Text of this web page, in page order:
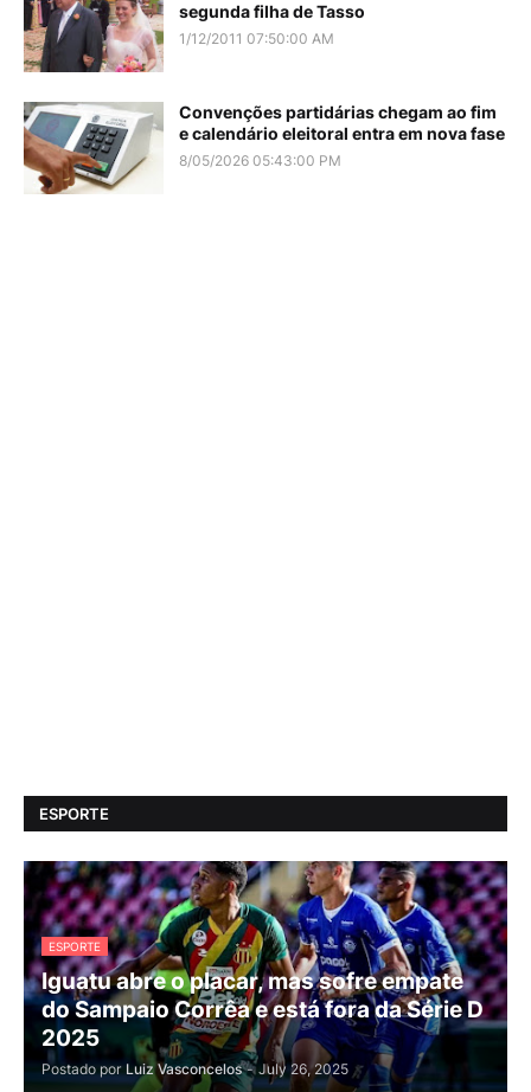
segunda filha de Tasso
1/12/2011 07:50:00 AM
Convenções partidárias chegam ao fim
e calendário eleitoral entra em nova fase
8/05/2026 05:43:00 PM
ESPORTE
ESPORTE
Iguatu abre o placar, mas sofre empate
do Sampaio Corrêa e está fora da Série D
2025
Postado por Luiz Vasconcelos - July 26, 2025